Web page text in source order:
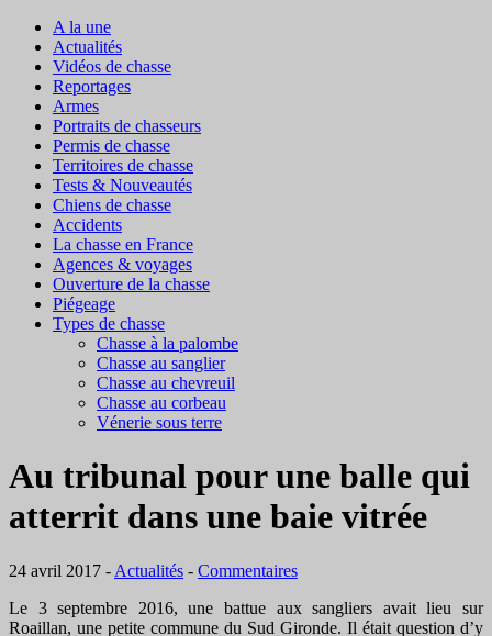
A la une
Actualités
Vidéos de chasse
Reportages
Armes
Portraits de chasseurs
Permis de chasse
Territoires de chasse
Tests & Nouveautés
Chiens de chasse
Accidents
La chasse en France
Agences & voyages
Ouverture de la chasse
Piégeage
Types de chasse
Chasse à la palombe
Chasse au sanglier
Chasse au chevreuil
Chasse au corbeau
Vénerie sous terre
Au tribunal pour une balle qui
atterrit dans une baie vitrée
24 avril 2017 - Actualités - Commentaires
Le 3 septembre 2016, une battue aux sangliers avait lieu sur
Roaillan, une petite commune du Sud Gironde. Il était question d’y